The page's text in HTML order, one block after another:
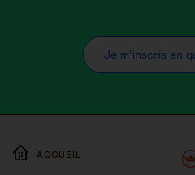
Je m’inscris en
ACCUEIL